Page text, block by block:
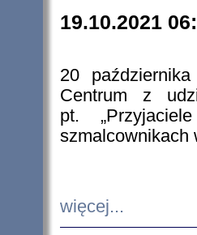
19.10.2021
20
Centrum z
pt.
szmalcownikach
więcej...